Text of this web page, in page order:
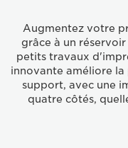
Augmentez votre
grâce à un
petits travaux
innovante améliore
support, avec une
quatre côtés,